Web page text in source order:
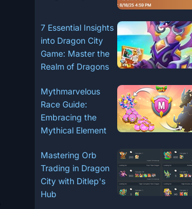
7 Essential Insights
into Dragon City
Game: Master the
Realm of Dragons
Mythmarvelous
Race Guide:
Embracing the
Mythical Element
Mastering Orb
Trading in Dragon
City with Ditlep's
Hub